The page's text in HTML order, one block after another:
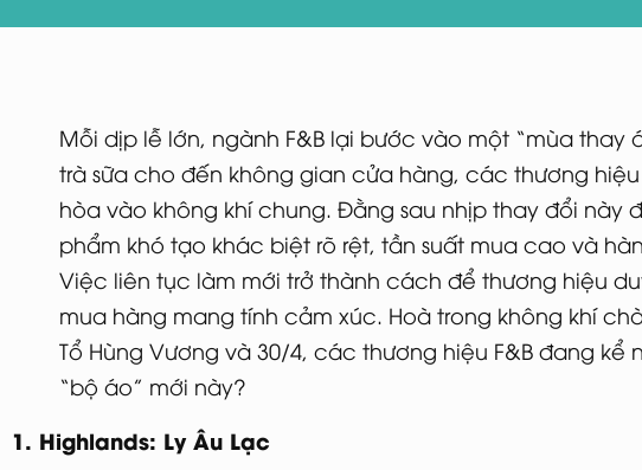
Mỗi dịp lễ lớn, ngành F&B lại bước vào một “mùa thay
trà sữa cho đến không gian cửa hàng, các thương
hòa vào không khí chung. Đằng sau nhịp thay đổi này
phẩm khó tạo khác biệt rõ rệt, tần suất mua cao và
Việc liên tục làm mới trở thành cách để thương hiệu
mua hàng mang tính cảm xúc. Hoà trong không khí
Tổ Hùng Vương và 30/4, các thương hiệu F&B đang
“bộ áo” mới này?
1. Highlands: Ly Âu Lạc